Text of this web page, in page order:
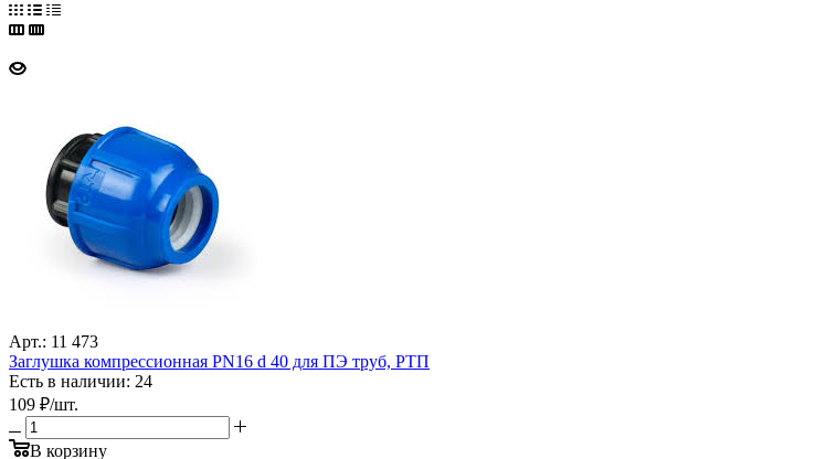
Арт.: 11 473
Заглушка компрессионная PN16 d 40 для ПЭ труб, РТП
Есть в наличии: 24
109 ₽/шт.
В корзину